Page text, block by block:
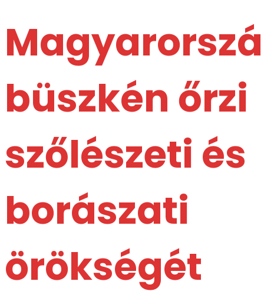
büszkén őrzi
szőlészeti és
borászati
örökségét